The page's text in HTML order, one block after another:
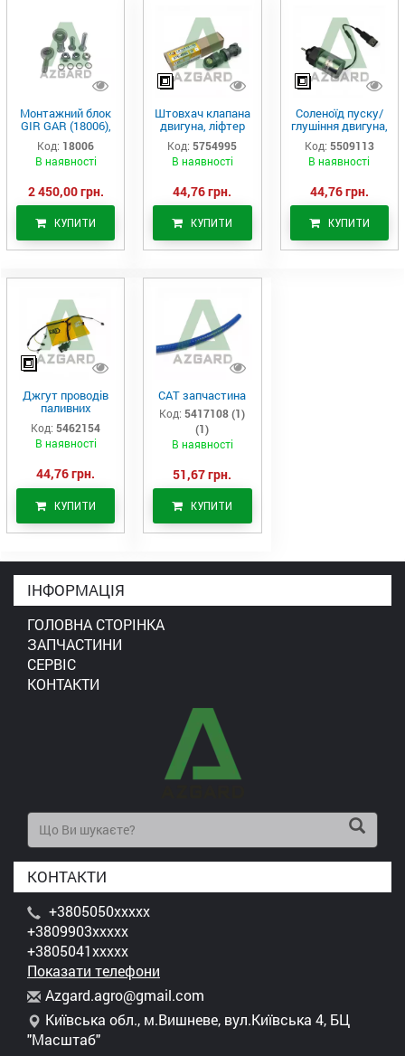
Монтажний блок
GIR GAR (18006),
Аналог
Код: 18006
В наявності
2 450,00 грн.
КУПИТИ
Штовхач клапана
двигуна, ліфтер
(575-4995)
Код: 5754995
В наявності
44,76 грн.
КУПИТИ
Соленоїд пуску/
глушіння двигуна,
актуатор (550-
9113)
Код: 5509113
В наявності
44,76 грн.
КУПИТИ
Джгут проводів
паливних
форсунок CAT
C7/C9 (546-2154)
Код: 5462154
В наявності
44,76 грн.
КУПИТИ
САТ запчастина
Код: 5417108 (1)
(1)
В наявності
51,67 грн.
КУПИТИ
ІНФОРМАЦІЯ
ГОЛОВНА СТОРІНКА
ЗАПЧАСТИНИ
СЕРВІС
КОНТАКТИ
КОНТАКТИ
+3805050xxxxx
+3809903xxxxx
+3805041xxxxx
Показати телефони
Azgard.agro@gmail.com
Київська обл., м.Вишневе, вул.Київська 4, БЦ
"Масштаб"